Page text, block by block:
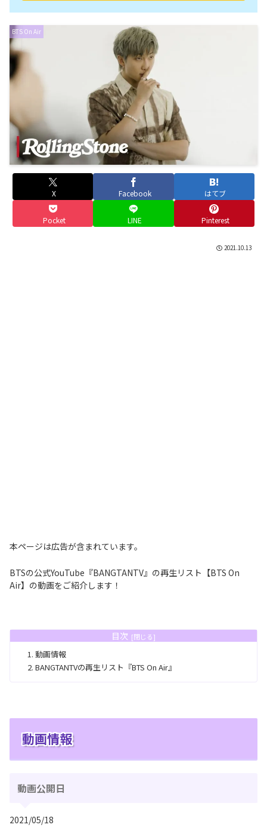
BTS On Air
X Facebook はてブ
Pocket LINE Pinterest
2021.10.13
本ページは広告が含まれています。
BTSの公式YouTube『BANGTANTV』の再生リスト【BTS On
Air】の動画をご紹介します！
目次
動画情報
BANGTANTVの再生リスト『BTS On Air』
動画情報
動画公開日
2021/05/18